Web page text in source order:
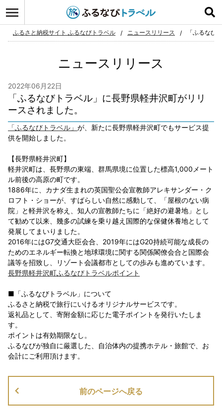
お気に入り
ふるさと納税サイト ふるなびトラベル ニュースリリース 「ふるなび
ニュースリリース
2022年06月22日
「ふるなびトラベル」に長野県軽井沢町がリリ
ースされました。
「ふるなびトラベル」 が、新たに長野県軽井沢町でもサービス提
供を開始しました。
【長野県軽井沢町】
軽井沢町は、長野県の東端、群馬県境に位置した標高1,000メート
ル前後の高原の町です。
1886年に、カナダ生まれの英国聖公会宣教師アレキサンダー・ク
ロフト・ショーが、すばらしい自然に感動して、「屋根のない病
院」と軽井沢を称え、知人の宣教師たちに「絶好の避暑地」とし
て勧めて以来、幾多の試練を乗り越え国際的な保健休養地として
発展してまいりました。
2016年にはG7交通大臣会合、2019年にはG20持続可能な成長の
ためのエネルギー転換と地球環境に関する関係閣僚会合と国際会
議等を招致し、リゾート会議都市としての歩みも進めています。
長野県軽井沢町ふるなびトラベルポイント
■「ふるなびトラベル」について
ふるさと納税で旅行にいけるオリジナルサービスです。
返礼品として、寄附金額に応じた電子ポイントを発行いたしま
す。
ポイントは有効期限なし。
ふるなびが独自に厳選した、自治体内の提携ホテル・旅館で、お
会計にご利用頂けます。
前のページへ戻る